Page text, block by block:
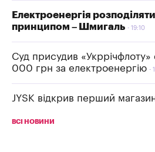
Електроенергія
принципом – Шмигаль
19:10
Суд присудив
000 грн за електроенергію
JYSK відкрив перший
ВСІ НОВИНИ